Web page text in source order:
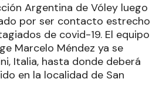
Argentina de Vóley luego
por ser contacto estrecho
de covid-19. El equipo
Marcelo Méndez ya se
Italia, hasta donde deberá
en la localidad de San